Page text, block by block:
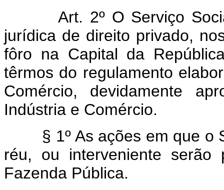
Art. 2º O Serviço
jurídica de direito privado,
fôro na Capital da
têrmos do regulamento
Comércio, devidamente
Indústria e Comércio.
§ 1º As ações em que o
réu, ou interveniente serão
Fazenda Pública.